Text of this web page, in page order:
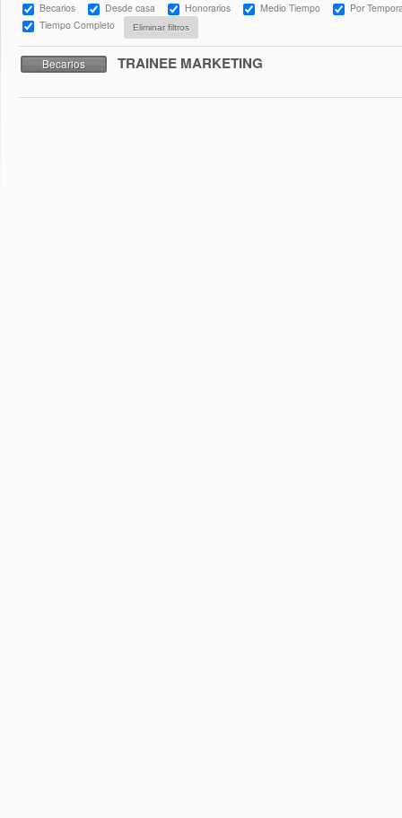
Becarios Desde casa Honorarios Medio Tiempo
Por
Tiempo Completo
Becarios TRAINEE MARKETING